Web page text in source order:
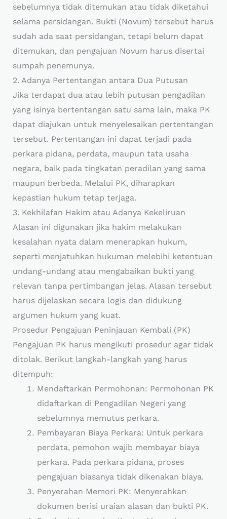
sebelumnya tidak ditemukan atau tidak diketahui
selama persidangan. Bukti (Novum) tersebut harus
sudah ada saat persidangan, tetapi belum dapat
ditemukan, dan pengajuan Novum harus disertai
sumpah penemunya.
2. Adanya Pertentangan antara Dua Putusan
Jika terdapat dua atau lebih putusan pengadilan
yang isinya bertentangan satu sama lain, maka PK
dapat diajukan untuk menyelesaikan pertentangan
tersebut. Pertentangan ini dapat terjadi pada
perkara pidana, perdata, maupun tata usaha
negara, baik pada tingkatan peradilan yang sama
maupun berbeda. Melalui PK, diharapkan
kepastian hukum tetap terjaga.
3. Kekhilafan Hakim atau Adanya Kekeliruan
Alasan ini digunakan jika hakim melakukan
kesalahan nyata dalam menerapkan hukum,
seperti menjatuhkan hukuman melebihi ketentuan
undang-undang atau mengabaikan bukti yang
relevan tanpa pertimbangan jelas. Alasan tersebut
harus dijelaskan secara logis dan didukung
argumen hukum yang kuat.
Prosedur Pengajuan Peninjauan Kembali (PK)
Pengajuan PK harus mengikuti prosedur agar tidak
ditolak. Berikut langkah-langkah yang harus
ditempuh:
Mendaftarkan Permohonan: Permohonan PK
didaftarkan di Pengadilan Negeri yang
sebelumnya memutus perkara.
Pembayaran Biaya Perkara: Untuk perkara
perdata, pemohon wajib membayar biaya
perkara. Pada perkara pidana, proses
pengajuan biasanya tidak dikenakan biaya.
Penyerahan Memori PK: Menyerahkan
dokumen berisi uraian alasan dan bukti PK.